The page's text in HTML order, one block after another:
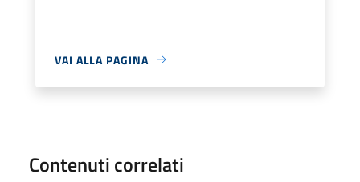
VAI ALLA PAGINA
Contenuti correlati